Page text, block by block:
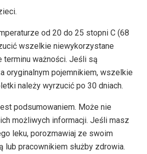
od 20 do 25 stopni C (68
wszelkie niewykorzystane
terminu ważności. Jeśli są
oryginalnym pojemnikiem, wszelkie
należy wyrzucić po 30 dniach.
podsumowaniem. Może nie
możliwych informacji. Jeśli masz
leku, porozmawiaj ze swoim
lub pracownikiem służby zdrowia.